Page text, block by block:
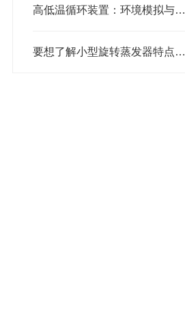
高低温循环装置：环境模拟与性能验证的温度调控专家
要想了解小型旋转蒸发器特点的，不妨进来看看